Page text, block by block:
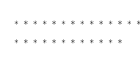
＊＊＊＊＊＊＊＊＊＊＊＊＊
＊＊＊＊＊＊＊＊＊＊＊＊